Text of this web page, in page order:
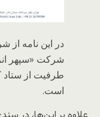
در این نامه
شرکت «سپهر
طرفیت از
است.